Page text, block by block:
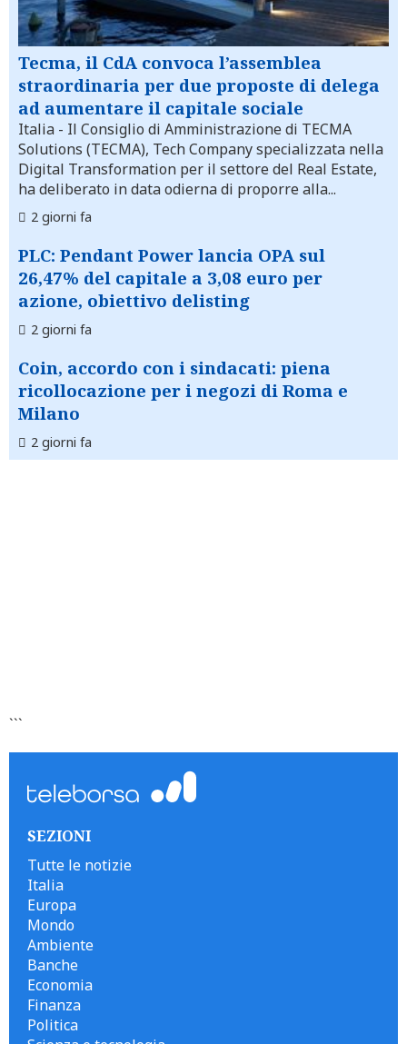
Tecma, il CdA convoca l’assemblea
straordinaria per due proposte di delega
ad aumentare il capitale sociale
Italia - Il Consiglio di Amministrazione di TECMA
Solutions (TECMA), Tech Company specializzata nella
Digital Transformation per il settore del Real Estate,
ha deliberato in data odierna di proporre alla...
2 giorni fa
PLC: Pendant Power lancia OPA sul
26,47% del capitale a 3,08 euro per
azione, obiettivo delisting
2 giorni fa
Coin, accordo con i sindacati: piena
ricollocazione per i negozi di Roma e
Milano
2 giorni fa
```
SEZIONI
Tutte le notizie
Italia
Europa
Mondo
Ambiente
Banche
Economia
Finanza
Politica